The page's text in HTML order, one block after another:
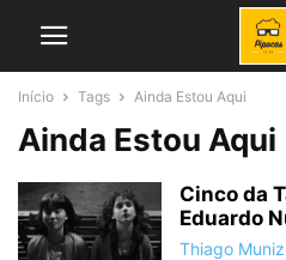
Início Tags Ainda Estou Aqui
Ainda Estou Aqui
Cinco da
Eduardo
Thiago Muniz